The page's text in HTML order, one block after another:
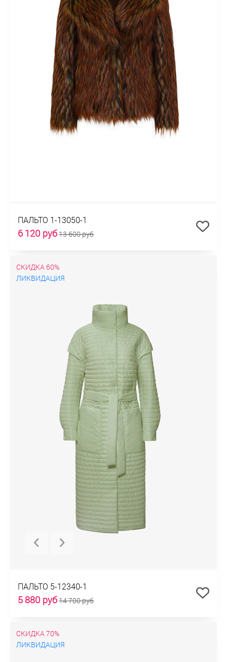
ПАЛЬТО 1-13050-1
6 120 руб13 600 руб
СКИДКА 60%
ЛИКВИДАЦИЯ
ПАЛЬТО 5-12340-1
5 880 руб14 700 руб
СКИДКА 70%
ЛИКВИДАЦИЯ